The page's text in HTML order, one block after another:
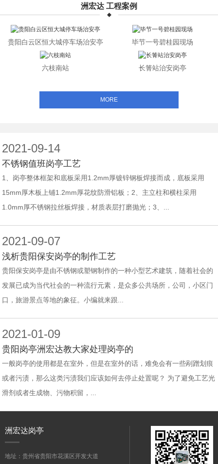
洲宏达 工程案例
贵阳白云区恒大城停车场治安亭 毕节一号碧桂园现场
六枝南站 长箐站治安岗亭
MORE
2021-09-14
不锈钢值班岗亭工艺
1、岗亭整体框架和底板采用1.2mm厚镀锌钢板焊接而成，底板采用
15mm厚木板上铺1.2mm厚花纹防滑铝板；2、主立柱和横柱采用
1.0mm厚不锈钢拉丝板焊接，材质表层打磨抛光；3、...
2021-09-07
浅析贵阳保安岗亭的制作工艺
贵阳保安岗亭是由不锈钢或塑钢制作的一种小型艺术建筑，随着社会的
发展已成为当代社会的一种流行元素，是众多公共场所，公司，小区门
口，旅游景点等地的象征。小编就来跟...
2021-01-09
贵阳岗亭洲宏达教大家处理岗亭的
一般岗亭的使用都是在室外，但是在室外的话，难免会有一些剐蹭划痕
或者污渍，那么这类污渍我们应该如何去停止处置呢？ 为了避免工艺光
滑剂或者生成物、污物积留，...
洲宏达岗亭
地址：贵州省贵阳市花溪区开发大道